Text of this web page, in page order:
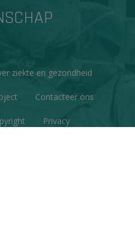
ziekte en gezondheid
Contacteer ons
Privacy